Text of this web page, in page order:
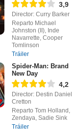
3,9
Director: Curry Barker
Reparto Michael
Johnston (II), Inde
Navarrette, Cooper
Tomlinson
Tráiler
Spider-Man: Brand
New Day
4,2
Director: Destin Daniel
Cretton
Reparto Tom Holland,
Zendaya, Sadie Sink
Tráiler